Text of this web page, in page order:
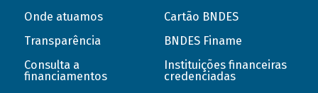
Onde atuamos
Transparência
Consulta a
financiamentos
Cartão BNDES
BNDES Finame
Instituições financeiras
credenciadas